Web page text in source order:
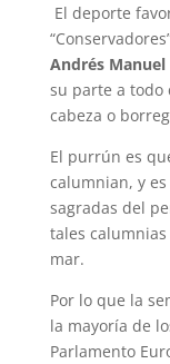
El deporte
Andrés
su parte a todo
cabeza o
El purrún es
calumnian, y
sagradas del
tales
mar.
Por lo que la
la mayoría de
Parlamento